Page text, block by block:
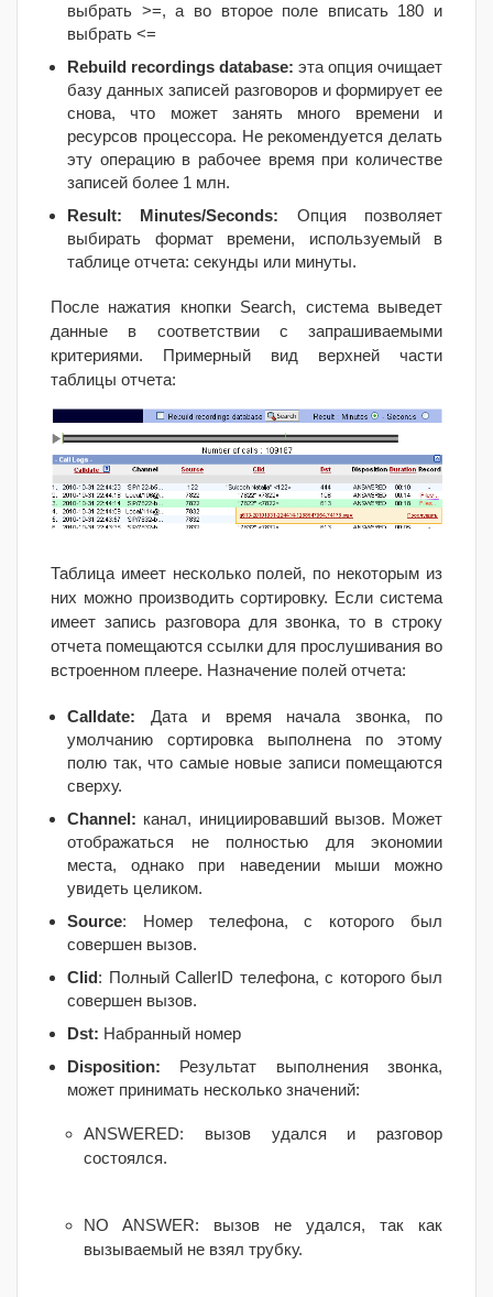
выбрать >=,а во второе поле вписать 180 и
выбрать <=
Rebuild recordings database: эта опция очищает
базу данных записей разговоров и формирует ее
снова, что может занять много времени и
ресурсов процессора. Не рекомендуется делать
эту операцию в рабочее время при количестве
записей более 1 млн.
Result: Minutes/Seconds: Опция позволяет
выбирать формат времени, используемый в
таблице отчета: секунды или минуты.
После нажатия кнопки Search, система выведет
данные в соответствии с запрашиваемыми
критериями. Примерный вид верхней части
таблицы отчета:
Таблица имеет несколько полей, по некоторым из
них можно производить сортировку. Если система
имеет запись разговора для звонка, то в строку
отчета помещаются ссылки для прослушивания во
встроенном плеере. Назначение полей отчета:
Calldate:
Дата и время начала звонка, по
умолчанию сортировка выполнена по этому
полю так, что самые новые записи помещаются
сверху.
Channel: канал, инициировавший вызов. Может
отображаться не полностью для экономии
места, однако при наведении мыши можно
увидеть целиком.
Source: Номер телефона, с которого был
совершен вызов.
Clid: Полный CallerID телефона, с которого был
совершен вызов.
Dst: Набранный номер
Disposition: Результат выполнения звонка,
может принимать несколько значений:
ANSWERED: вызов удался и разговор
состоялся.
NO ANSWER: вызов не удался, так как
вызываемый не взял трубку.